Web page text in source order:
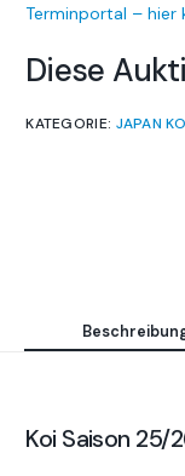
Terminportal – hier
Diese
KATEGORIE: JAPAN
Koi Saison 25/